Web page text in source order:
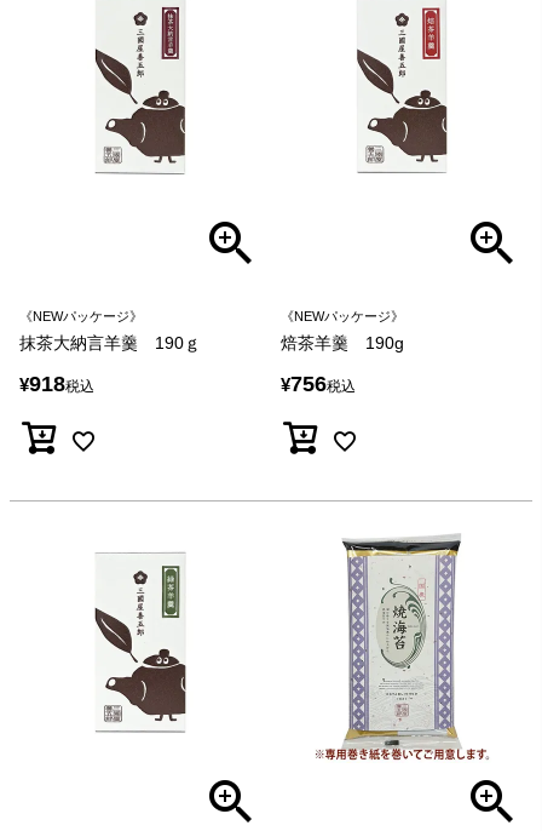
《NEWパッケージ》
抹茶大納言羊羹 190ｇ
¥918税込
《NEWパッケージ》
焙茶羊羹 190g
¥756税込